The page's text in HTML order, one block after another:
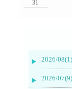
31
2026/08(1)
2026/07(9)